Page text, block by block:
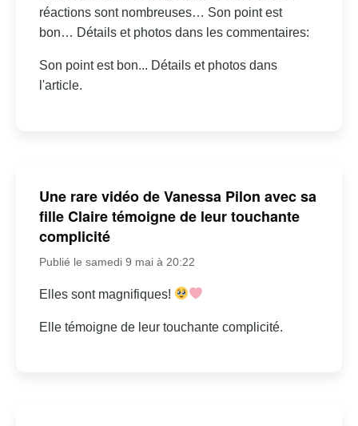
réactions sont nombreuses… Son point est
bon… Détails et photos dans les commentaires:
Son point est bon... Détails et photos dans
l'article.
Une rare vidéo de Vanessa Pilon avec sa
fille Claire témoigne de leur touchante
complicité
Publié le samedi 9 mai à 20:22
Elles sont magnifiques!
Elle témoigne de leur touchante complicité.